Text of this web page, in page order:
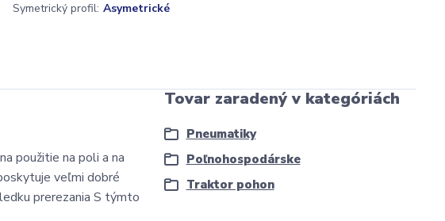
Symetrický profil: Asymetrické
použitie na poli a na
veľmi dobré
prerezania S týmto
Tovar zaradený v kategóriách
Pneumatiky
Poľnohospodárske
Traktor pohon